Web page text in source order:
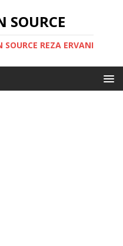
SOURCE
REZA ERVANI